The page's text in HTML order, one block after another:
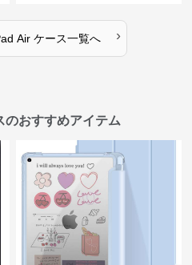
Air ケース一覧へ ›
おすすめアイテム